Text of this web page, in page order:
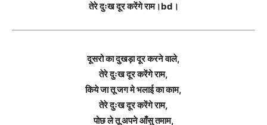
तेरे दुःख दूर करेंगे राम।bd।
दूसरो का दुखड़ा दूर करने वाले,
तेरे दुःख दूर करेंगे राम,
किये जा तू जग मे भलाई का काम,
तेरे दुःख दूर करेंगे राम,
पोछ ले तू अपने आँसु तमाम,